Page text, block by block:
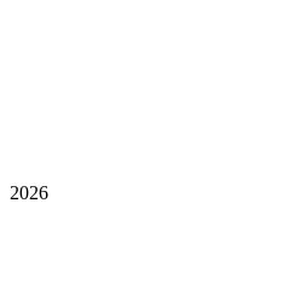
2026